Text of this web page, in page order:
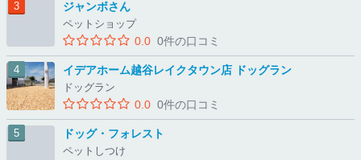
ジャンボさん
ペットショップ
0.0 0件の口コミ
イデアホーム越谷レイクタウン店 ドッグラン
ドッグラン
0.0 0件の口コミ
ドッグ・フォレスト
ペットしつけ